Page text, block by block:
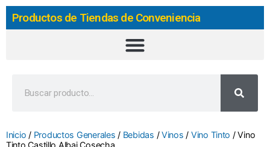
Productos de Tiendas de Conveniencia
Inicio / Productos Generales / Bebidas /Vinos / Vino Tinto / Vino
Tinto Castillo Albai Cosecha